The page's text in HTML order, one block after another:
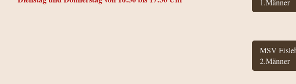
1.Männer
MSV
2.Männer